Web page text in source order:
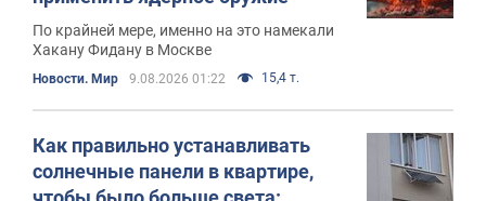
По крайней мере, именно на это намекали
Хакану Фидану в Москве
Новости. Мир 9.08.2026 01:22 15,4 т.
Как правильно устанавливать
солнечные панели в квартире,